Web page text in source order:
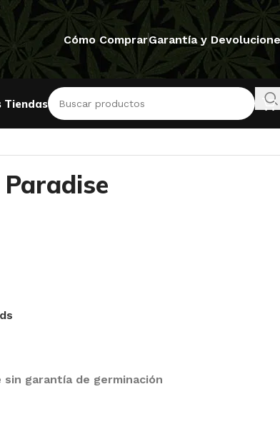
Cómo ComprarGarantía y
Tiendas
garantía de germinación